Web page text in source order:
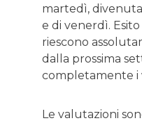
martedì,
e di venerdì.
riescono
dalla prossima
completamente i
Le valutazioni